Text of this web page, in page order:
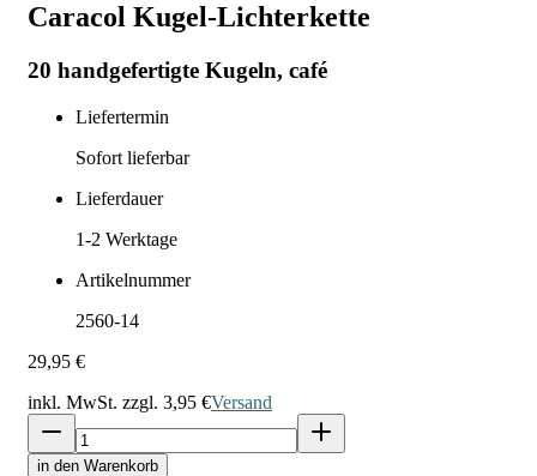
Caracol Kugel-Lichterkette
20 handgefertigte Kugeln, café
Liefertermin
Sofort lieferbar
Lieferdauer
1-2 Werktage
Artikelnummer
2560-14
29,95 €
inkl. MwSt. zzgl. 3,95 €Versand
in den Warenkorb